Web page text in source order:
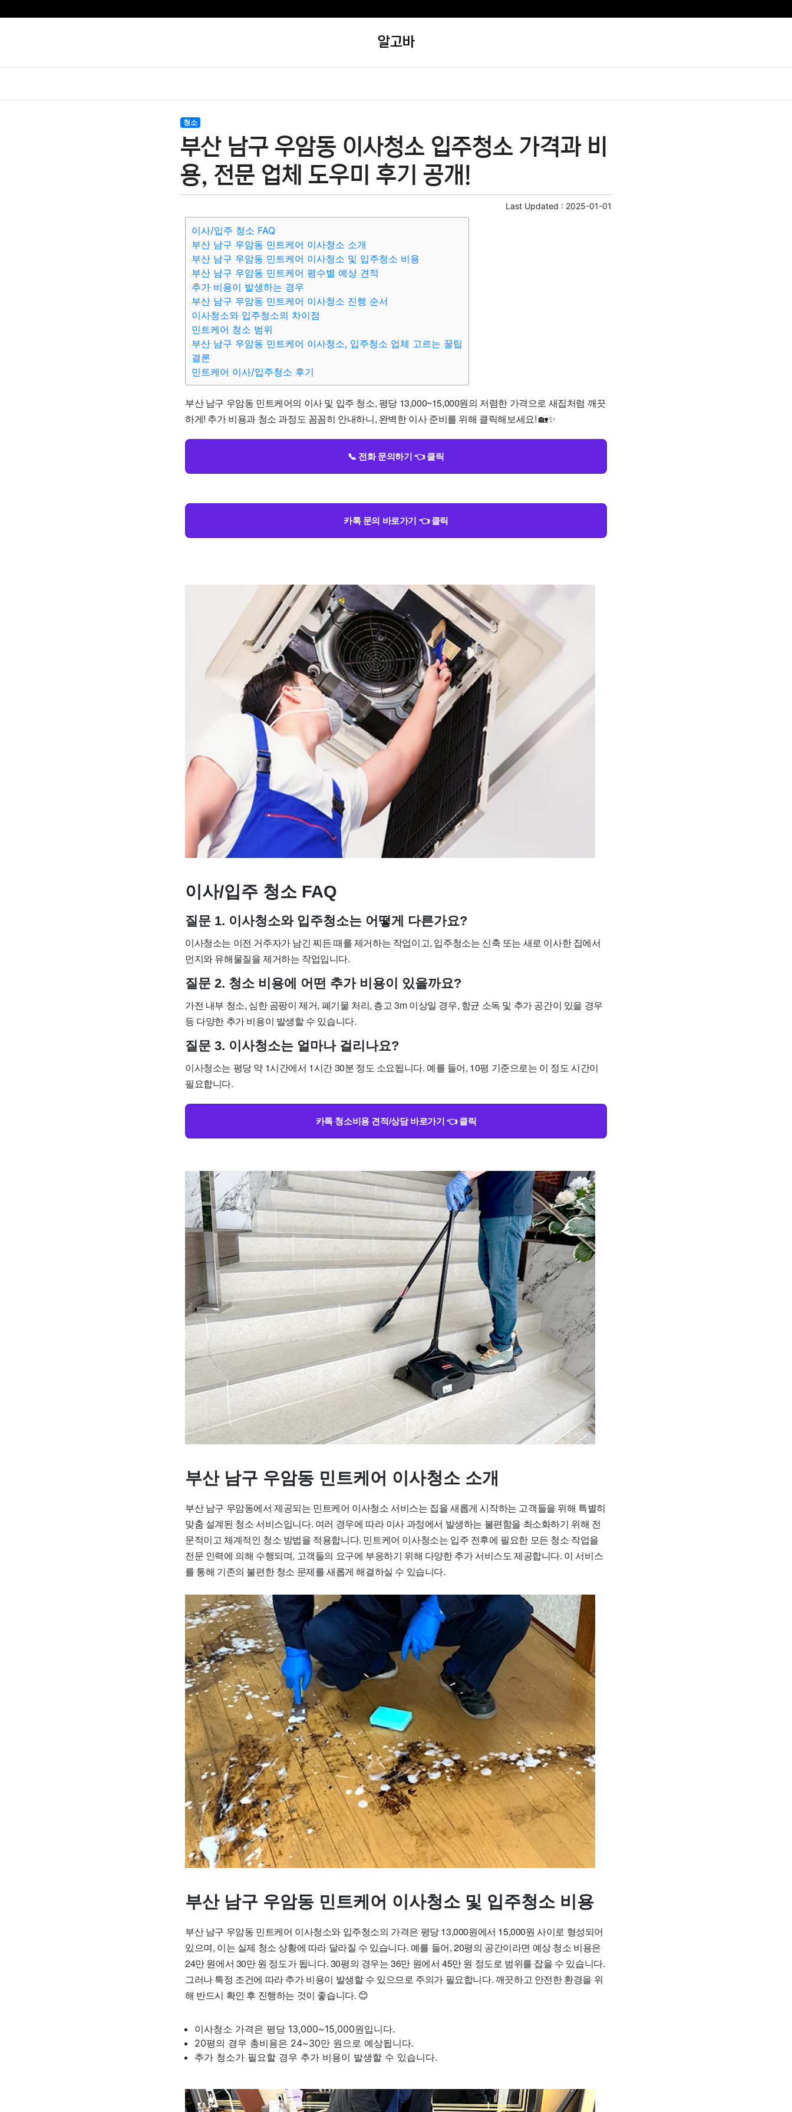
알고바
청소
부산 남구 우암동 이사청소 입주청소 가격과 비
용, 전문 업체 도우미 후기 공개!
Last Updated : 2025-01-01
이사/입주 청소 FAQ
부산 남구 우암동 민트케어 이사청소 소개
부산 남구 우암동 민트케어 이사청소 및 입주청소 비용
부산 남구 우암동 민트케어 평수별 예상 견적
추가 비용이 발생하는 경우
부산 남구 우암동 민트케어 이사청소 진행 순서
이사청소와 입주청소의 차이점
민트케어 청소 범위
부산 남구 우암동 민트케어 이사청소, 입주청소 업체 고르는 꿀팁
결론
민트케어 이사/입주청소 후기
부산 남구 우암동 민트케어의 이사 및 입주 청소, 평당 13,000~15,000원의 저렴한 가격으로 새집처럼 깨끗
하게! 추가 비용과 청소 과정도 꼼꼼히 안내하니, 완벽한 이사 준비를 위해 클릭해보세요! 🏡✨
📞 전화 문의하기 👈 클릭
카톡 문의 바로가기 👈 클릭
이사/입주 청소 FAQ
질문 1. 이사청소와 입주청소는 어떻게 다른가요?
이사청소는 이전 거주자가 남긴 찌든 때를 제거하는 작업이고, 입주청소는 신축 또는 새로 이사한 집에서
먼지와 유해물질을 제거하는 작업입니다.
질문 2. 청소 비용에 어떤 추가 비용이 있을까요?
가전 내부 청소, 심한 곰팡이 제거, 폐기물 처리, 층고 3m 이상일 경우, 항균 소독 및 추가 공간이 있을 경우
등 다양한 추가 비용이 발생할 수 있습니다.
질문 3. 이사청소는 얼마나 걸리나요?
이사청소는 평당 약 1시간에서 1시간 30분 정도 소요됩니다. 예를 들어, 10평 기준으로는 이 정도 시간이
필요합니다.
카톡 청소비용 견적/상담 바로가기 👈 클릭
부산 남구 우암동 민트케어 이사청소 소개
부산 남구 우암동에서 제공되는 민트케어 이사청소 서비스는 집을 새롭게 시작하는 고객들을 위해 특별히
맞춤 설계된 청소 서비스입니다. 여러 경우에 따라 이사 과정에서 발생하는 불편함을 최소화하기 위해 전
문적이고 체계적인 청소 방법을 적용합니다. 민트케어 이사청소는 입주 전후에 필요한 모든 청소 작업을
전문 인력에 의해 수행되며, 고객들의 요구에 부응하기 위해 다양한 추가 서비스도 제공합니다. 이 서비스
를 통해 기존의 불편한 청소 문제를 새롭게 해결하실 수 있습니다.
부산 남구 우암동 민트케어 이사청소 및 입주청소 비용
부산 남구 우암동 민트케어 이사청소와 입주청소의 가격은 평당 13,000원에서 15,000원 사이로 형성되어
있으며, 이는 실제 청소 상황에 따라 달라질 수 있습니다. 예를 들어, 20평의 공간이라면 예상 청소 비용은
24만 원에서 30만 원 정도가 됩니다. 30평의 경우는 36만 원에서 45만 원 정도로 범위를 잡을 수 있습니다.
그러나 특정 조건에 따라 추가 비용이 발생할 수 있으므로 주의가 필요합니다. 깨끗하고 안전한 환경을 위
해 반드시 확인 후 진행하는 것이 좋습니다. 😊
이사청소 가격은 평당 13,000~15,000원입니다.
20평의 경우 총비용은 24~30만 원으로 예상됩니다.
추가 청소가 필요할 경우 추가 비용이 발생할 수 있습니다.